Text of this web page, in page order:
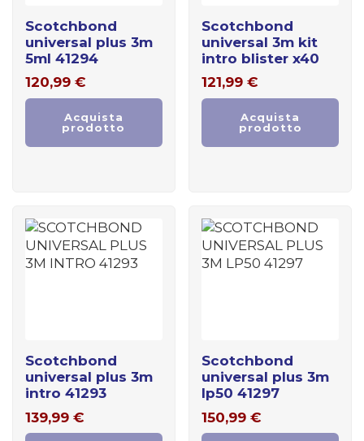
scotchbond
universal plus 3m
5ml 41294
120,99 €
Acquista
prodotto
scotchbond
universal 3m kit
intro blister x40
121,99 €
Acquista
prodotto
scotchbond
universal plus 3m
intro 41293
139,99 €
scotchbond
universal plus 3m
lp50 41297
150,99 €